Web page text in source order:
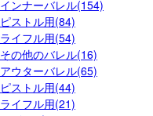
インナーバレル(154)
ピストル用(84)
ライフル用(54)
その他のバレル(16)
アウターバレル(65)
ピストル用(44)
ライフル用(21)